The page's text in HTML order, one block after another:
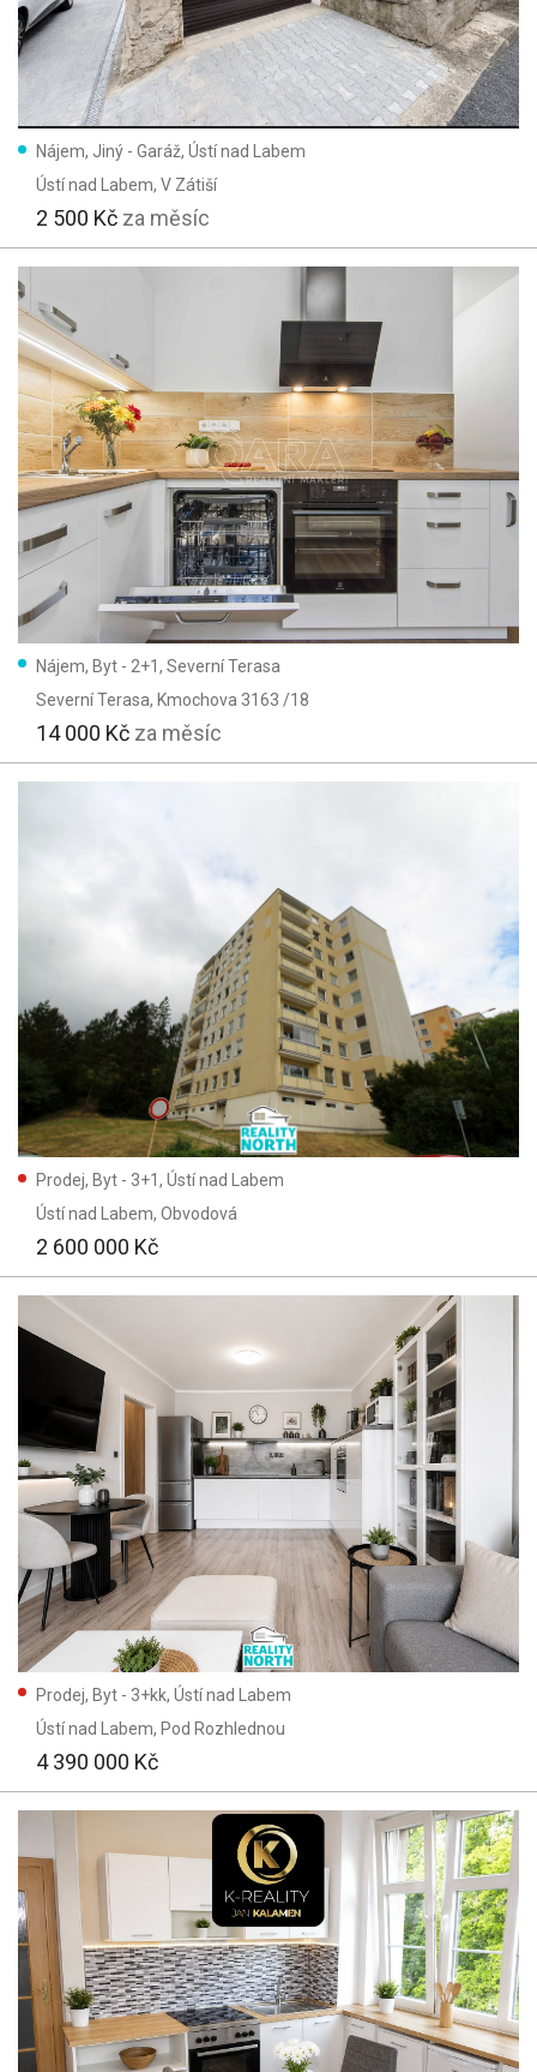
Nájem, Jiný - Garáž, Ústí nad Labem
Ústí nad Labem, V Zátiší
2 500 Kč za měsíc
Nájem, Byt - 2+1, Severní Terasa
Severní Terasa, Kmochova 3163 /18
14 000 Kč za měsíc
Prodej, Byt - 3+1, Ústí nad Labem
Ústí nad Labem, Obvodová
2 600 000 Kč
Prodej, Byt - 3+kk, Ústí nad Labem
Ústí nad Labem, Pod Rozhlednou
4 390 000 Kč